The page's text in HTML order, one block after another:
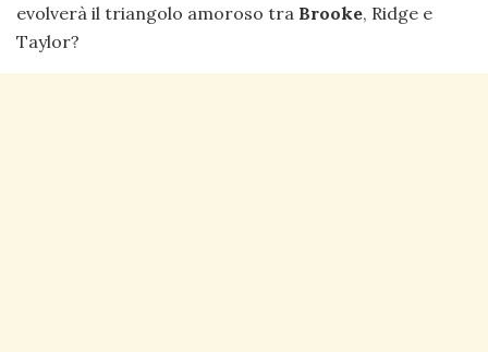
evolverà il triangolo amoroso tra Brooke, Ridge e
Taylor?